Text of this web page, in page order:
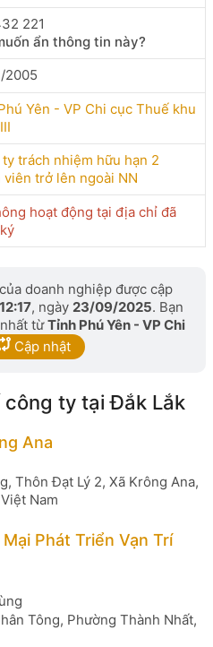
221
ẩn thông tin này?
2005
Yên - VP Chi cục Thuế khu
ty trách nhiệm hữu hạn 2
viên trở lên ngoài NN
hoạt động tại địa chỉ đã
của doanh nghiệp được cập
12:17, ngày 23/09/2025. Bạn
từTỉnh Phú Yên - VP Chi
Cập nhật
công ty tại Đắk Lắk
Ana
Thôn Đạt Lý 2, Xã Krông Ana,
Nam
Phát Triển Vạn Trí
Tông, Phường Thành Nhất,